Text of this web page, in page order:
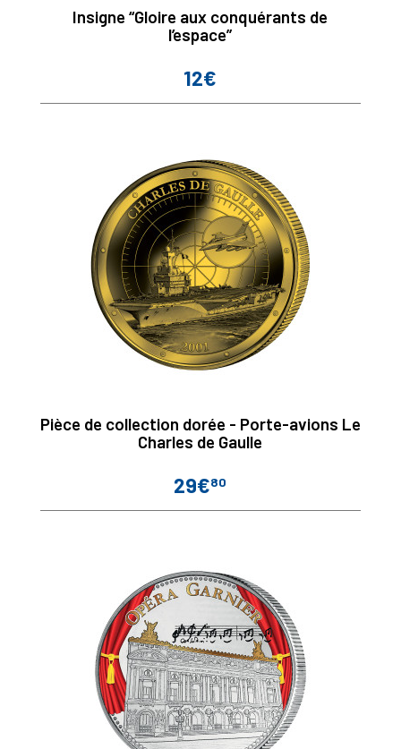
Insigne “Gloire aux conquérants de
l’espace”
Prix
12€
Pièce de collection dorée - Porte-avions Le
Charles de Gaulle
Prix
29€80